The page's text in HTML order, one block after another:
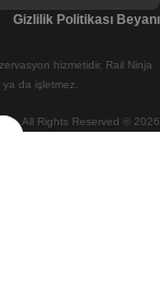
All Rights Reserved © 2026
hizmetidir. Rail Ninja
da işletmez.
Gizlilik Politikası Beyanı